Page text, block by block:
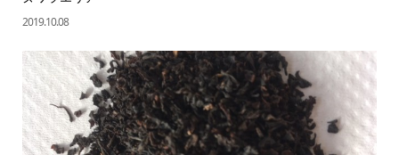
2019.10.08